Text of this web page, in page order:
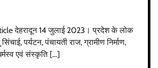
देहरादून 14 जुलाई 2023। प्रदेश के लोक
पर्यटन, पंचायती राज, ग्रामीण निर्माण,
एवं संस्कृति […]